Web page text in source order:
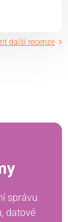
další recenze
správu
datové